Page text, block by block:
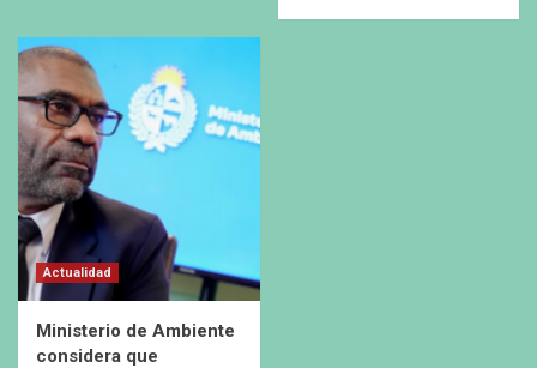
Actualidad
Ministerio de Ambiente
considera que